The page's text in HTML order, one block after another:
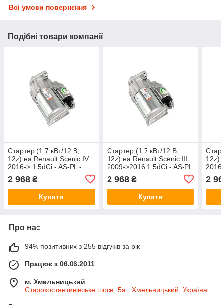
Всі умови повернення
Подібні товари компанії
Стартер (1.7 кВт/12 В,
12z) на Renault Scenic IV
2016-> 1.5dCi - AS-PL -
2 968 ₴
Купити
Стартер (1.7 кВт/12 В,
12z) на Renault Scenic III
2009->2016 1.5dCi - AS-PL
2 968₴
Купити
2
Про нас
94% позитивних з 255 відгуків за рік
Працює з 06.06.2011
м. Хмельницький
Старокостянтинівське шосе, 5а , Хмельницький, Україна